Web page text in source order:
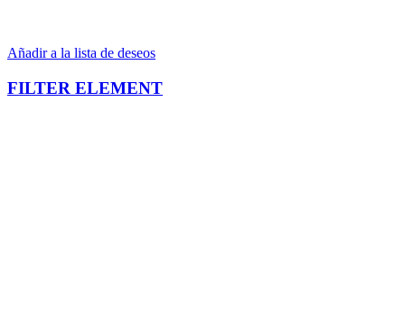
Añadir a la lista de deseos
FILTER ELEMENT